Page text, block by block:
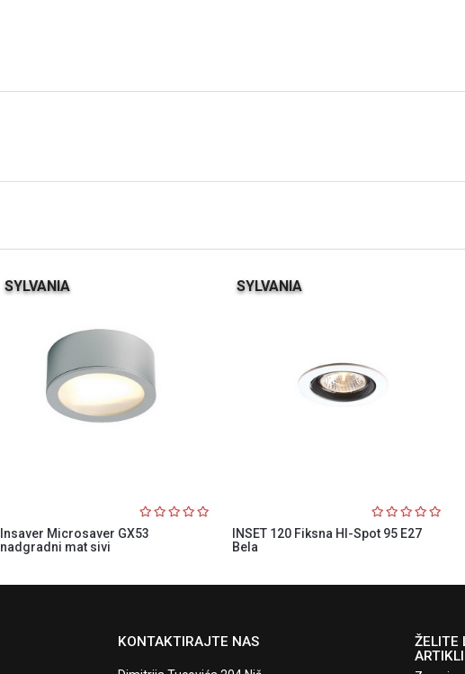
SYLVANIA
Insaver Microsaver GX53
nadgradni mat sivi
SYLVANIA
INSET 120 Fiksna HI-Spot 95 E27
Bela
KONTAKTIRAJTE NAS
ŽELITE